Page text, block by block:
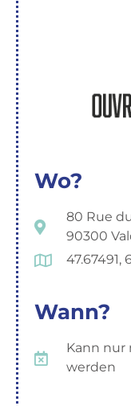
Wo?
80 Rue
90300
47.67491,
Wann?
Kann
werden